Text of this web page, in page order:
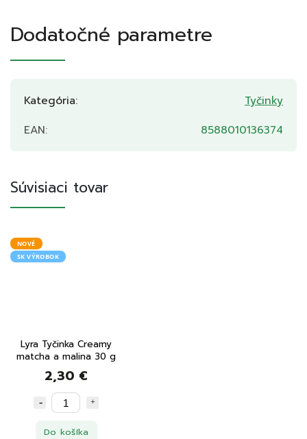
Dodatočné parametre
Kategória:
Tyčinky
EAN: 8588010136374
Súvisiaci tovar
NOVÉ
SK VÝROBOK
Lyra Tyčinka Creamy
matcha a malina 30 g
2,30 €
Do košíka